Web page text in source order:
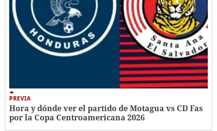
PREVIA
Hora y dónde ver el partido de Motagua vs CD Fas
por la Copa Centroamericana 2026